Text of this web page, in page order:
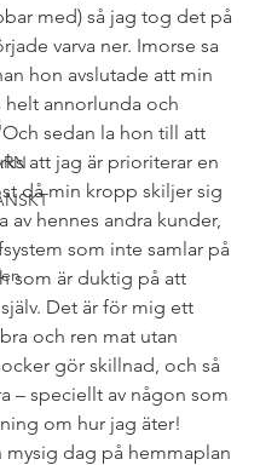
med) så jag tog det på
varva ner. Imorse sa
hon avslutade att min
helt annorlunda och
sedan la hon till att
att jag är prioriterar en
då min kropp skiljer sig
av hennes andra kunder,
som inte samlar på
som är duktig på att
Det är för mig ett
och ren mat utan
gör skillnad, och så
– speciellt av någon som
om hur jag äter!
mysig dag på hemmaplan